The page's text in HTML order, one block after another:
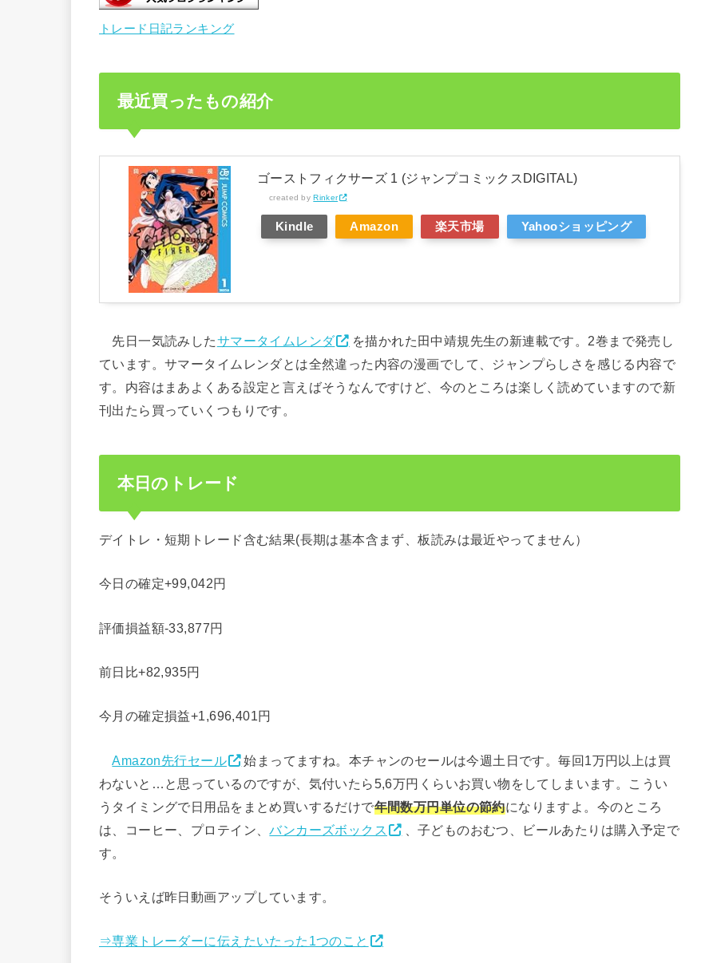
トレード日記ランキング
最近買ったもの紹介
ゴーストフィクサーズ 1 (ジャンプコミックスDIGITAL)
created byRinker
Kindle Amazon 楽天市場 Yahooショッピング
先日一気読みしたサマータイムレンダ
を描かれた田中靖規先生の新連載です。2巻まで発売し
ています。サマータイムレンダとは全然違った内容の漫画でして、ジャンプらしさを感じる内容で
す。内容はまあよくある設定と言えばそうなんですけど、今のところは楽しく読めていますので新
刊出たら買っていくつもりです。
本日のトレード
デイトレ・短期トレード含む結果(長期は基本含まず、板読みは最近やってません）
今日の確定+99,042円
評価損益額-33,877円
前日比+82,935円
今月の確定損益+1,696,401円
Amazon先行セール
始まってますね。本チャンのセールは今週土日です。毎回1万円以上は買
わないと…と思っているのですが、気付いたら5,6万円くらいお買い物をしてしまいます。こうい
うタイミングで日用品をまとめ買いするだけで年間数万円単位の節約になりますよ。今のところ
は、コーヒー、プロテイン、バンカーズボックス
、子どものおむつ、ビールあたりは購入予定で
す。
そういえば昨日動画アップしています。
⇒専業トレーダーに伝えたいたった1つのこと